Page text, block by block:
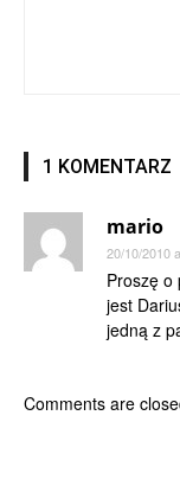
1 KOMENTARZ
mario
20/10/2010
Proszę o
jest
jedną z
Comments are